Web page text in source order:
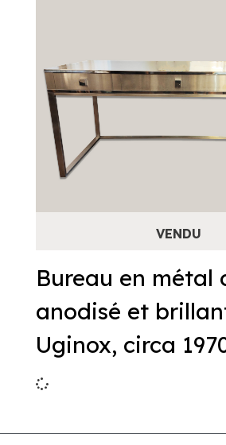
Bureau en métal
anodisé et
Uginox, circa